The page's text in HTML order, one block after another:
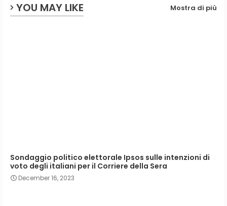
YOU MAY LIKE Mostra di più
Sondaggio politico elettorale Ipsos sulle intenzioni di
voto degli italiani per il Corriere della Sera
December 16, 2023